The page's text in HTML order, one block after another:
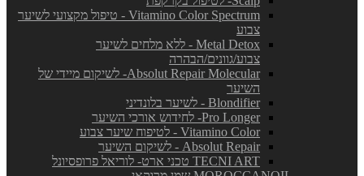
Vitamino Color Spectrum - טיפול מקצועי לשיער
צבוע
Metal Detox - ללא מלחים לשיער
צבוע/גוונים/הבהרה
Absolut Repair Molecular- לשיקום מיידי של
השיער
Blondifier - לשיער בלונדיני
Pro Longer- לחידוש אורכי השיער
Vitamino Color - לטיפוח שיער צבוע
Absolut Repair - לשיקום השיער
TECNI ART טכני ארט- לוריאל פרופסיונל